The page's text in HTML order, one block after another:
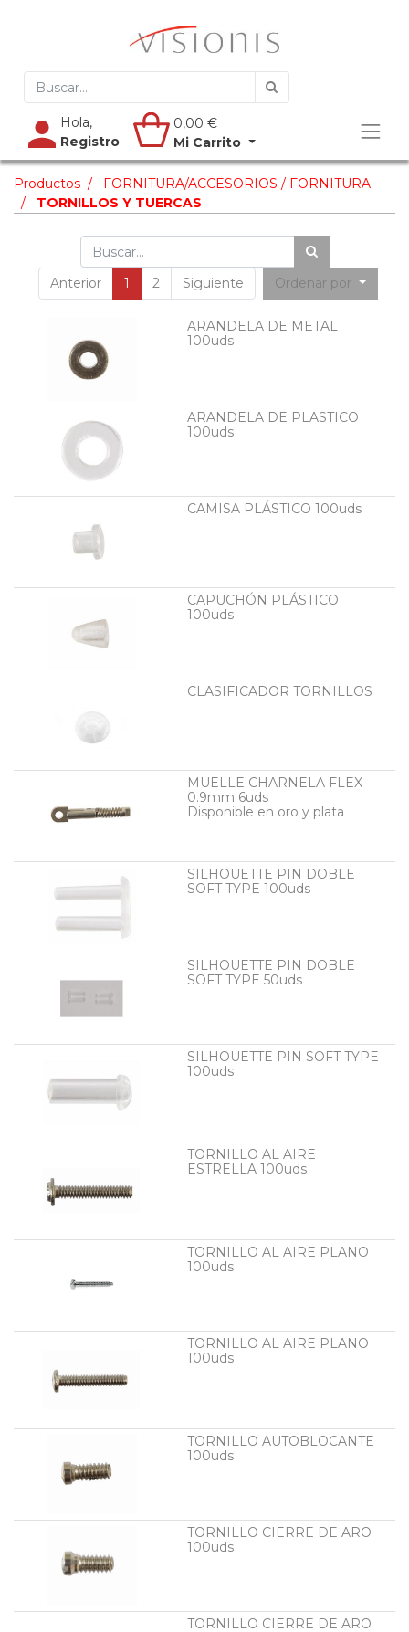
Hola,
Registro
0,00 €
Mi Carrito
Productos
FORNITURA/ACCESORIOS / FORNITURA
TORNILLOS Y TUERCAS
Anterior 1 2 Siguiente Ordenar por
ARANDELA DE METAL
100uds
ARANDELA DE PLASTICO
100uds
CAMISA PLÁSTICO 100uds
CAPUCHÓN PLÁSTICO
100uds
CLASIFICADOR TORNILLOS
MUELLE CHARNELA FLEX
0.9mm 6uds
Disponible en oro y plata
SILHOUETTE PIN DOBLE
SOFT TYPE 100uds
SILHOUETTE PIN DOBLE
SOFT TYPE 50uds
SILHOUETTE PIN SOFT TYPE
100uds
TORNILLO AL AIRE
ESTRELLA 100uds
TORNILLO AL AIRE PLANO
100uds
TORNILLO AL AIRE PLANO
100uds
TORNILLO AUTOBLOCANTE
100uds
TORNILLO CIERRE DE ARO
100uds
TORNILLO CIERRE DE ARO